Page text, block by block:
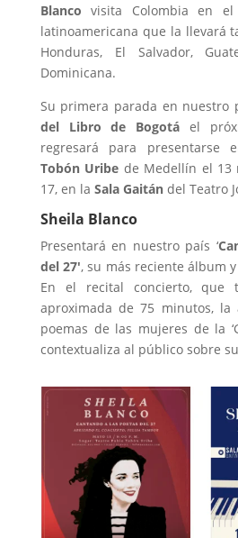
Blanco visita Colombia en
latinoamericana que la llevará
Honduras, El Salvador,
Dominicana.
Su primera parada en nuestro
del Libro de Bogotá el
regresará para presentarse
Tobón Uribe de Medellín el 13
17, en la Sala Gaitán del Teatro
Sheila Blanco
Presentará en nuestro país ‘
del 27′, su más reciente álbum
En el recital concierto, que
aproximada de 75 minutos,
poemas de las mujeres de la
contextualiza al público sobre